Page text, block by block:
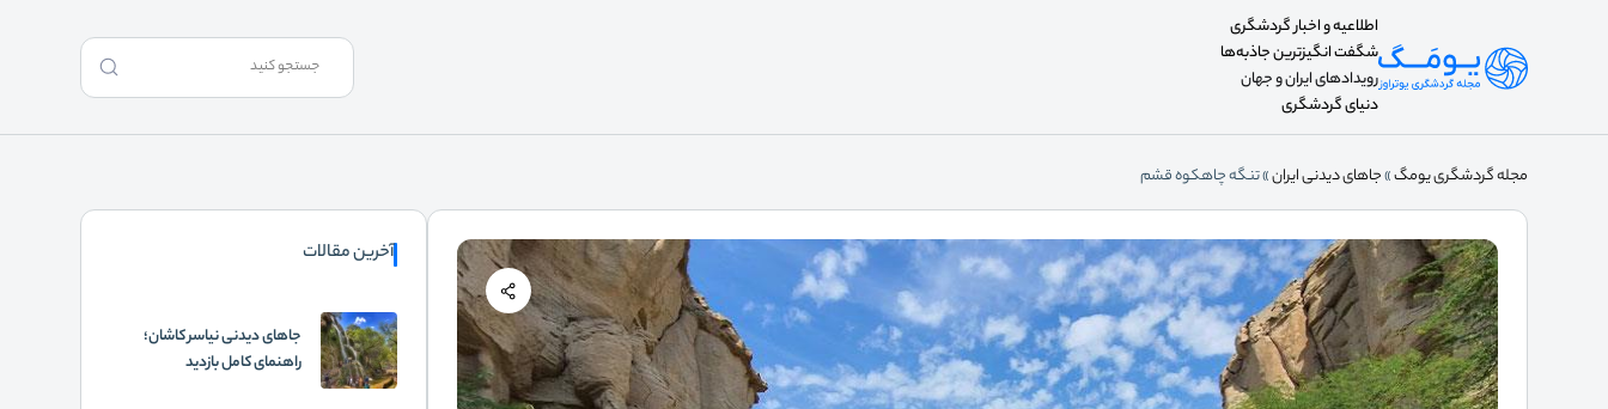
اطلاعیه و اخبار گردشگری
شگفت انگیزترین جاذبه‌ها
رویدادهای ایران و جهان
دنیای گردشگری
مجله گردشگری یومگ»جاهای دیدنی ایران»تنگه چاهکوه قشم
آخرین مقالات
جاهای دیدنی نیاسر کاشان؛
راهنمای کامل بازدید